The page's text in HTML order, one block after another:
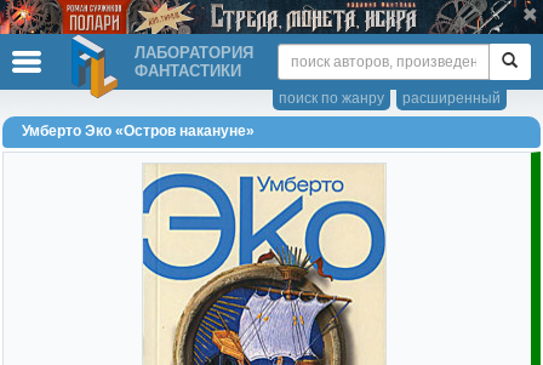
ЛАБОРАТОРИЯ
ФАНТАСТИКИ
расширенный
поиск по жанру
Умберто Эко «Остров накануне»